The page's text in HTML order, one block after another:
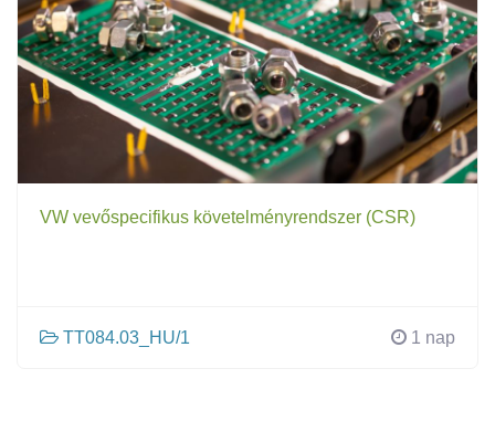
VW vevőspecifikus követelményrendszer (CSR)
TT084.03_HU/1 1 nap